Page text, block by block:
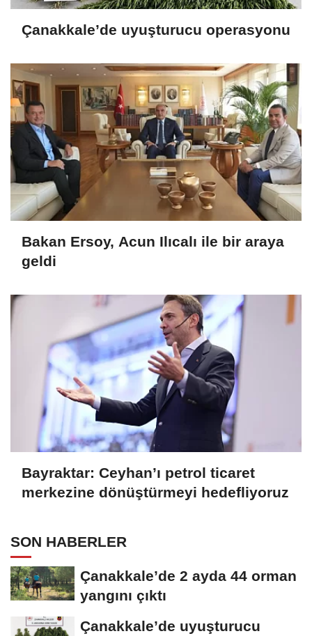
Çanakkale’de uyuşturucu operasyonu
Bakan Ersoy, Acun Ilıcalı ile bir araya
geldi
Bayraktar: Ceyhan’ı petrol ticaret
merkezine dönüştürmeyi hedefliyoruz
SON HABERLER
Çanakkale’de 2 ayda 44 orman
yangını çıktı
Çanakkale’de uyuşturucu